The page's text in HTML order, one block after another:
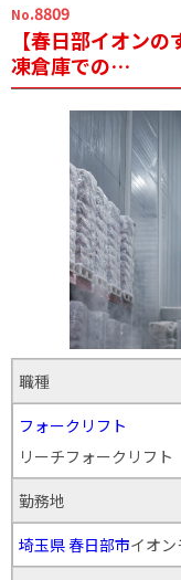
No.8809
【春日部イオン
凍倉庫での…
職種
フォークリフト
リーチフォークリフト
勤務地
埼玉県 春日部市イオ